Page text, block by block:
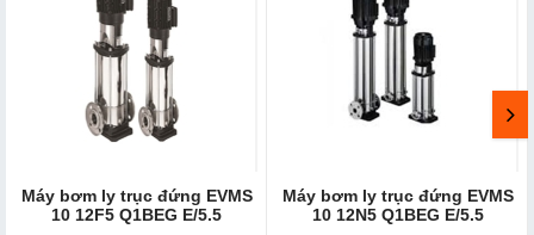
Máy bơm ly trục đứng EVMS
10 12F5 Q1BEG E/5.5
Máy bơm ly trục đứng EVMS
10 12N5 Q1BEG E/5.5